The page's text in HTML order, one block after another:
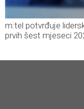
m:tel potvrđuje
prvih šest mjeseci